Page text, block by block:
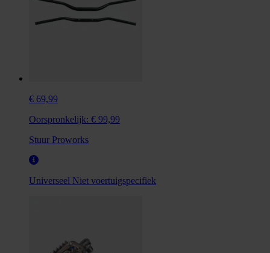
€ 69,99
Oorspronkelijk: € 99,99
Stuur Proworks
Universeel Niet voertuigspecifiek